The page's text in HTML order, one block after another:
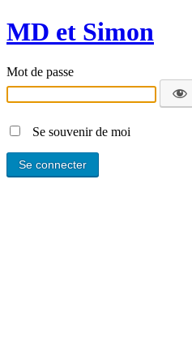
MD et Simon
Mot de passe
Se souvenir de moi